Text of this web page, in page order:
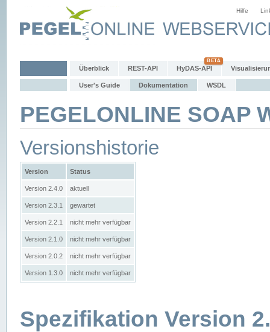
Hilfe
Überblick REST-API HyDAS-API
User's Guide Dokumentation WSDL
PEGELONLINE SOAP
Versionshistorie
Version Status
Version 2.4.0 aktuell
Version 2.3.1 gewartet
Version 2.2.1 nicht mehr verfügbar
Version 2.1.0 nicht mehr verfügbar
Version 2.0.2 nicht mehr verfügbar
Version 1.3.0 nicht mehr verfügbar
Spezifikation Version